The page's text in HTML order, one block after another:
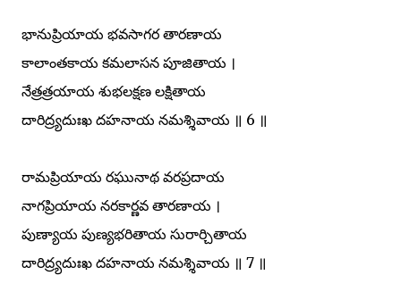
భానుప్రియాయ భవసాగర తారణాయ
కాలాంతకాయ కమలాసన పూజితాయ ।
నేత్రత్రయాయ శుభలక్షణ లక్షితాయ
దారిద్ర్యదుఃఖ దహనాయ నమశ్శివాయ ॥ 6 ॥
రామప్రియాయ రఘునాథ వరప్రదాయ
నాగప్రియాయ నరకార్ణవ తారణాయ ।
పుణ్యాయ పుణ్యభరితాయ సురార్చితాయ
దారిద్ర్యదుఃఖ దహనాయ నమశ్శివాయ ॥ 7 ॥